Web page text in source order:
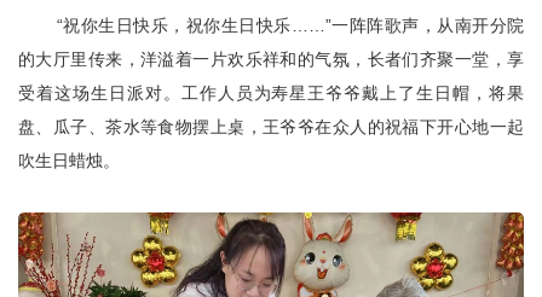
“祝你生日快乐，祝你生日快乐……”一阵阵歌声，从南开分院
的大厅里传来，洋溢着一片欢乐祥和的气氛，长者们齐聚一堂，享
受着这场生日派对。工作人员为寿星王爷爷戴上了生日帽，将果
盘、瓜子、茶水等食物摆上桌，王爷爷在众人的祝福下开心地一起
吹生日蜡烛。